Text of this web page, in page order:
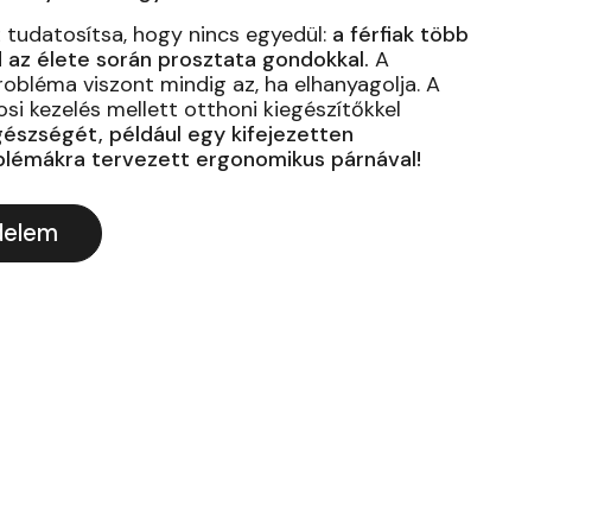
hogy nincs egyedül: a férfiak több
élete során prosztata gondokkal. A
viszont mindig az, ha elhanyagolja. A
kezelés mellett otthoni kiegészítőkkel
például egy kifejezetten
tervezett ergonomikus párnával!